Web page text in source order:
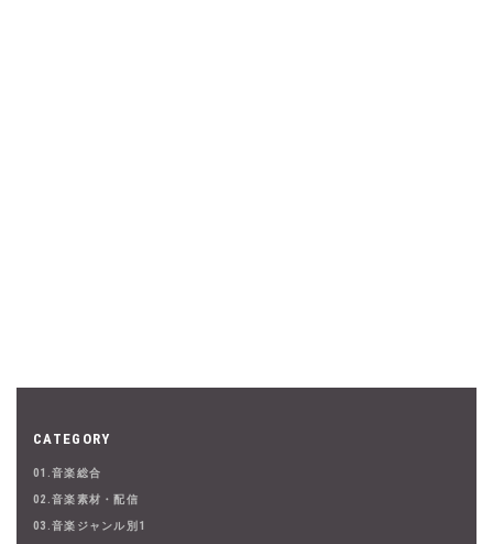
CATEGORY
01.音楽総合
02.音楽素材・配信
03.音楽ジャンル別1